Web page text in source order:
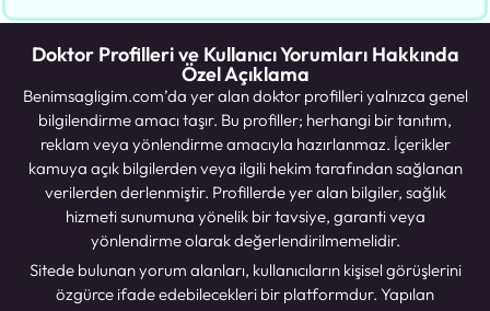
Doktor Profilleri ve Kullanıcı Yorumları Hakkında
Özel Açıklama
Benimsagligim.com’da yer alan doktor profilleri yalnızca genel
bilgilendirme amacı taşır. Bu profiller; herhangi bir tanıtım,
reklam veya yönlendirme amacıyla hazırlanmaz. İçerikler
kamuya açık bilgilerden veya ilgili hekim tarafından sağlanan
verilerden derlenmiştir. Profillerde yer alan bilgiler, sağlık
hizmeti sunumuna yönelik bir tavsiye, garanti veya
yönlendirme olarak değerlendirilmemelidir.
Sitede bulunan yorum alanları, kullanıcıların kişisel görüşlerini
özgürce ifade edebilecekleri bir platformdur. Yapılan